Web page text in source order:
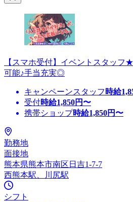
【スマホ受付】イベントスタッフ
可能♪手当充実◎
キャンペーンスタッフ 時給
受付時給1,850円〜
携帯ショップ時給1,850円〜
勤務地
面接地
熊本県熊本市南区日吉1-7-7
西熊本駅、川尻駅
シフト